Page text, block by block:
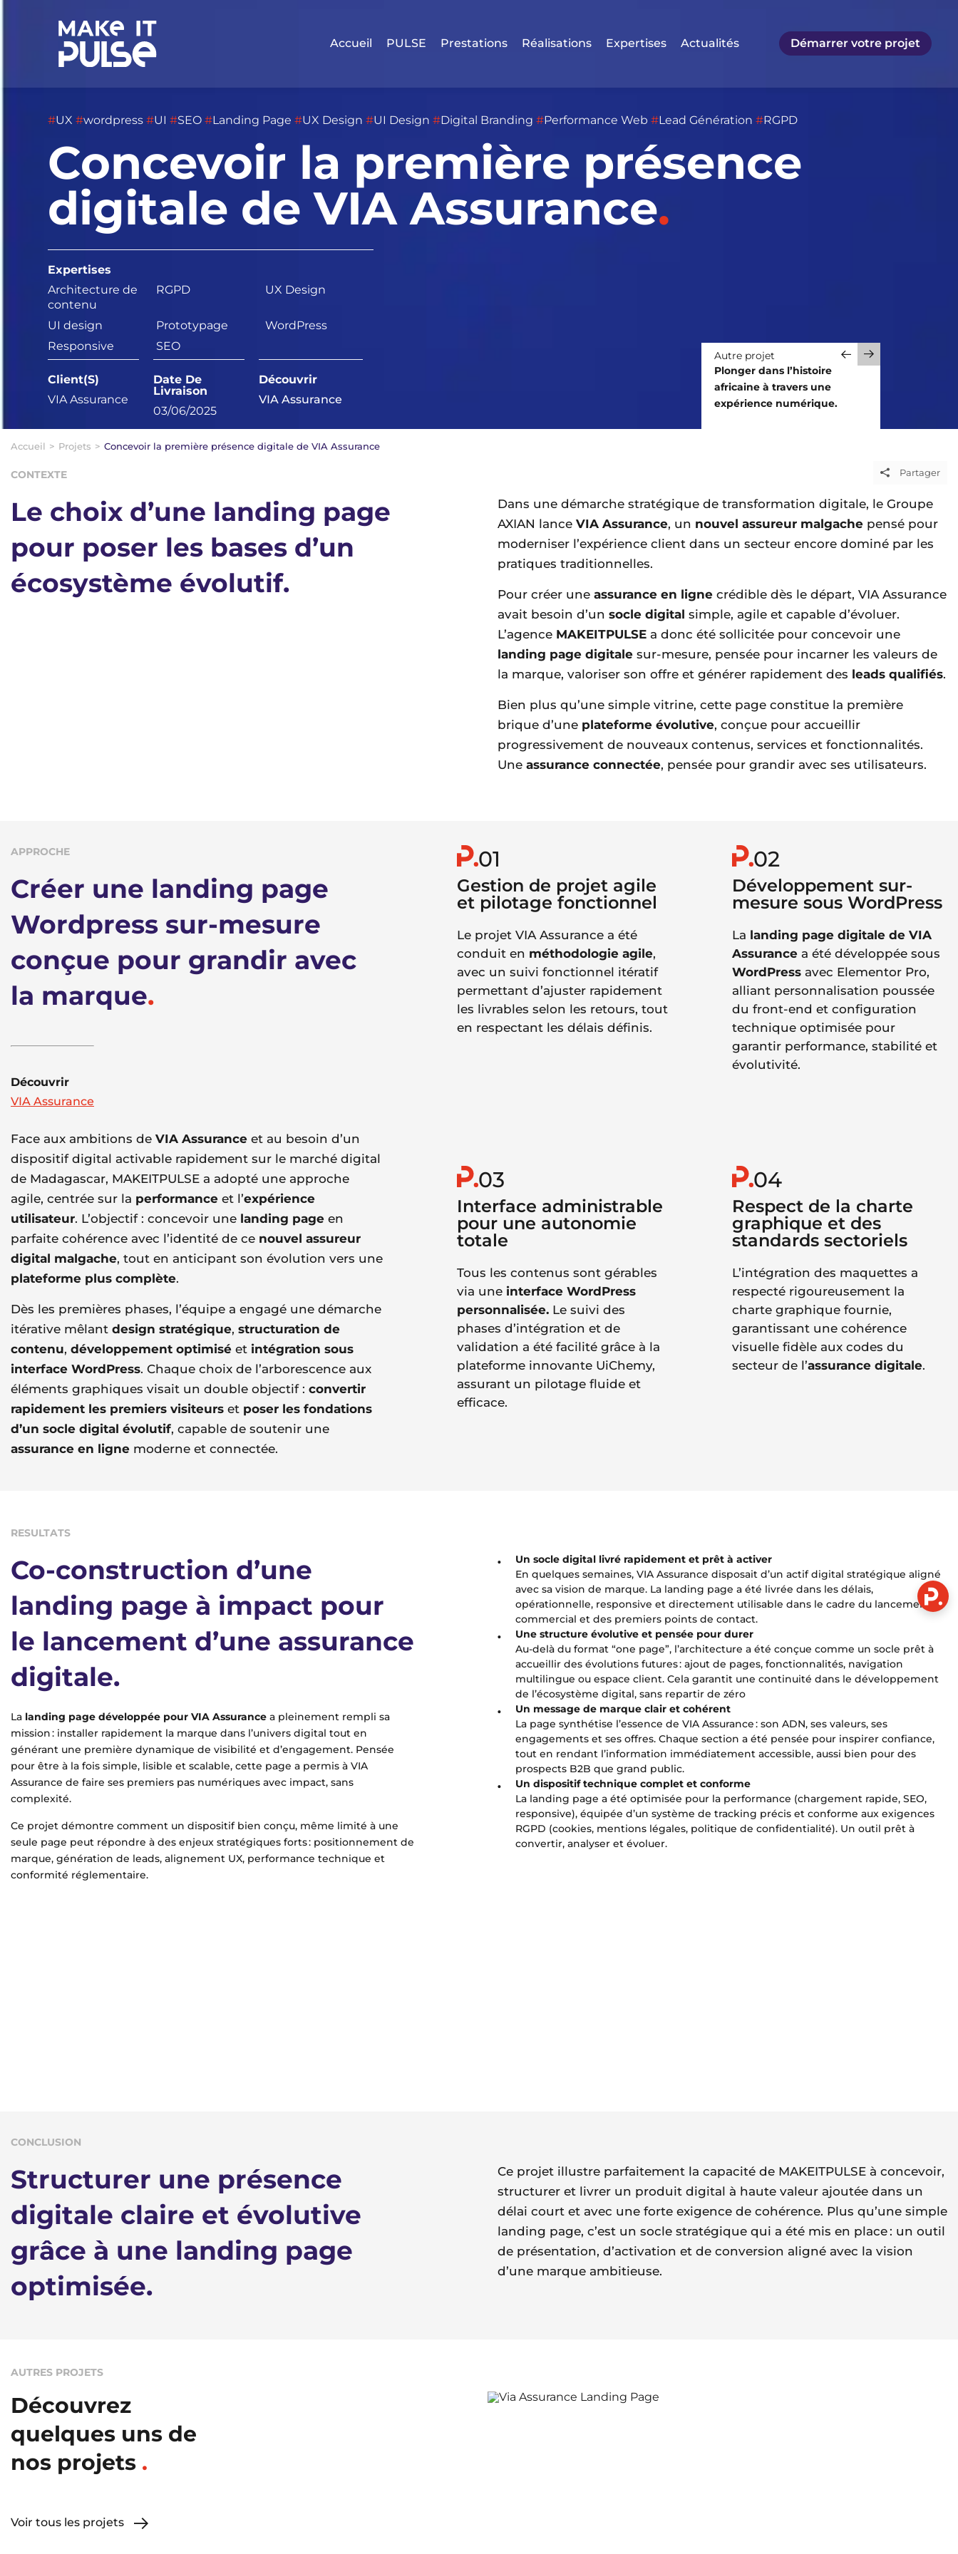
Accueil PULSE Prestations Réalisations Expertises Actualités Démarrer votre projet
#UX #wordpress #UI #SEO #Landing Page #UX Design #UI Design #Digital Branding #Performance Web #Lead Génération #RGPD
Concevoir la première présence
digitale de VIA Assurance.
Expertises
Architecture de
contenu
RGPD UX Design
UI design Prototypage
WordPress
Responsive
SEO
Client(s)
VIA Assurance
Date De
Livraison
03/06/2025
Découvrir
VIA Assurance
Autre projet
Plonger dans l’histoire
africaine à travers une
expérience numérique.
Accueil > Projets > Concevoir la première présence digitale de VIA Assurance
CONTEXTE Partager
Le choix d’une landing page
pour poser les bases d’un
écosystème évolutif.
Dans une démarche stratégique de transformation digitale, le Groupe
AXIAN lance VIA Assurance, un nouvel assureur malgachepensé pour
moderniser l’expérience client dans un secteur encore dominé par les
pratiques traditionnelles.
Pour créer une assurance en lignecrédible dès le départ, VIA Assurance
avait besoin d’un socle digital simple, agile et capable d’évoluer.
L’agence MAKEITPULSEa donc été sollicitée pour concevoir une
landing page digitalesur-mesure, pensée pour incarner les valeurs de
la marque, valoriser son offre et générer rapidement des leads qualifiés.
Bien plus qu’une simple vitrine, cette page constitue la première
brique d’une plateforme évolutive, conçue pour accueillir
progressivement de nouveaux contenus, services et fonctionnalités.
Une assurance connectée, pensée pour grandir avec ses utilisateurs.
APPROCHE
Créer une landing page
Wordpress sur-mesure
conçue pour grandir avec
la marque.
Découvrir
VIA Assurance
Face aux ambitions de VIA Assurance et au besoin d’un
dispositif digital activable rapidement sur le marché digital
de Madagascar, MAKEITPULSE a adopté une approche
agile, centrée sur la performance et l’expérience
utilisateur. L’objectif : concevoir une landing page en
parfaite cohérence avec l’identité de ce nouvel assureur
digital malgache, tout en anticipant son évolution vers une
plateforme plus complète.
Dès les premières phases, l’équipe a engagé une démarche
itérative mêlant design stratégique, structuration de
contenu, développement optimisé et intégration sous
interface WordPress. Chaque choix de l’arborescence aux
éléments graphiques visait un double objectif : convertir
rapidement les premiers visiteurs et poser les fondations
d’un socle digital évolutif, capable de soutenir une
assurance en ligne moderne et connectée.
01
Gestion de projet agile
et pilotage fonctionnel
Le projet VIA Assurance a été
conduit en méthodologie agile,
avec un suivi fonctionnel itératif
permettant d’ajuster rapidement
les livrables selon les retours, tout
en respectant les délais définis.
02
Développement sur-
mesure sous WordPress
La landing page digitale de VIA
Assurancea été développée sous
WordPressavec Elementor Pro,
alliant personnalisation poussée
du front-end et configuration
technique optimisée pour
garantir performance, stabilité et
évolutivité.
03
Interface administrable
pour une autonomie
totale
Tous les contenus sont gérables
via une interface WordPress
personnalisée.Le suivi des
phases d’intégration et de
validation a été facilité grâce à la
plateforme innovante UiChemy,
assurant un pilotage fluide et
efficace.
04
Respect de la charte
graphique et des
standards sectoriels
L’intégration des maquettes a
respecté rigoureusement la
charte graphique fournie,
garantissant une cohérence
visuelle fidèle aux codes du
secteur de l’assurance digitale.
RESULTATS
Co-construction d’une
landing page à impact pour
le lancement d’une assurance
digitale.
La landing page développée pour VIA Assurance a pleinement rempli sa
mission : installer rapidement la marque dans l’univers digital tout en
générant une première dynamique de visibilité et d’engagement. Pensée
pour être à la fois simple, lisible et scalable, cette page a permis à VIA
Assurance de faire ses premiers pas numériques avec impact, sans
complexité.
Ce projet démontre comment un dispositif bien conçu, même limité à une
seule page peut répondre à des enjeux stratégiques forts : positionnement de
marque, génération de leads, alignement UX, performance technique et
conformité réglementaire.
Un socle digital livré rapidement et prêt à activer
En quelques semaines, VIA Assurance disposait d’un actif digital stratégique aligné
avec sa vision de marque. La landing page a été livrée dans les délais,
opérationnelle, responsive et directement utilisable dans le cadre du lancement
commercial et des premiers points de contact.
Une structureévolutive et pensée pour durer
Au-delà du format “one page”, l’architecture a été conçue comme un socle prêt à
accueillir des évolutions futures : ajout de pages, fonctionnalités, navigation
multilingue ou espace client. Cela garantit une continuité dans le développement
de l’écosystème digital, sans repartir de zéro
Un message de marque clair et cohérent
La page synthétise l’essence de VIA Assurance : son ADN, ses valeurs, ses
engagements et ses offres. Chaque section a été pensée pour inspirer confiance,
tout en rendant l’information immédiatement accessible, aussi bien pour des
prospects B2B que grand public.
Un dispositif technique complet et conforme
La landing page a été optimisée pour la performance (chargement rapide, SEO,
responsive), équipée d’un système de tracking précis et conforme aux exigences
RGPD (cookies, mentions légales, politique de confidentialité). Un outil prêt à
convertir, analyser et évoluer.
CONCLUSION
Structurer une présence
digitale claire et évolutive
grâce à une landing page
optimisée.
Ce projet illustre parfaitement la capacité de MAKEITPULSE à concevoir,
structurer et livrer un produit digital à haute valeur ajoutée dans un
délai court et avec une forte exigence de cohérence. Plus qu’une simple
landing page, c’est un socle stratégique qui a été mis en place : un outil
de présentation, d’activation et de conversion aligné avec la vision
d’une marque ambitieuse.
AUTRES PROJETS
Découvrez
quelques uns de
nos projets
Voir tous les projets